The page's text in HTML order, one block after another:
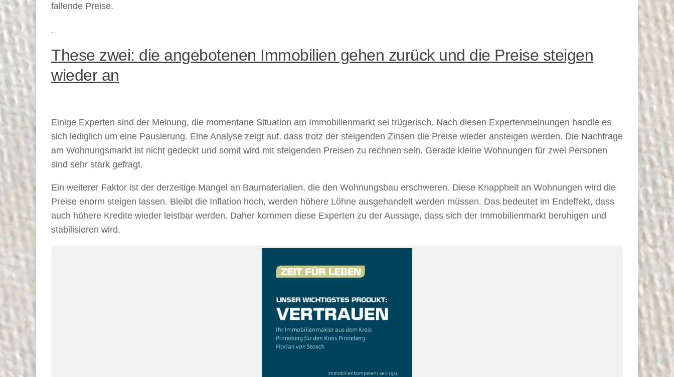
fallende Preise.
These zwei: die angebotenen Immobilien gehen zurück und die Preise steigen
wieder an
Einige Experten sind der Meinung, die momentane Situation am Immobilienmarkt sei trügerisch. Nach diesen Expertenmeinungen handle es
sich lediglich um eine Pausierung. Eine Analyse zeigt auf, dass trotz der steigenden Zinsen die Preise wieder ansteigen werden. Die Nachfrage
am Wohnungsmarkt ist nicht gedeckt und somit wird mit steigenden Preisen zu rechnen sein. Gerade kleine Wohnungen für zwei Personen
sind sehr stark gefragt.
Ein weiterer Faktor ist der derzeitige Mangel an Baumaterialien, die den Wohnungsbau erschweren. Diese Knappheit an Wohnungen wird die
Preise enorm steigen lassen. Bleibt die Inflation hoch, werden höhere Löhne ausgehandelt werden müssen. Das bedeutet im Endeffekt, dass
auch höhere Kredite wieder leistbar werden. Daher kommen diese Experten zu der Aussage, dass sich der Immobilienmarkt beruhigen und
stabilisieren wird.